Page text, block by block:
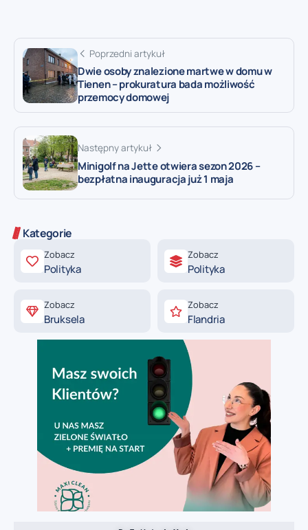
Poprzedni artykuł
Dwie osoby znalezione martwe w domu w
Tienen – prokuratura bada możliwość
przemocy domowej
Następny artykuł
Minigolf na Jette otwiera sezon 2026 –
bezpłatna inauguracja już 1 maja
Kategorie
Zobacz
Polityka
Zobacz
Polityka
Zobacz
Bruksela
Zobacz
Flandria